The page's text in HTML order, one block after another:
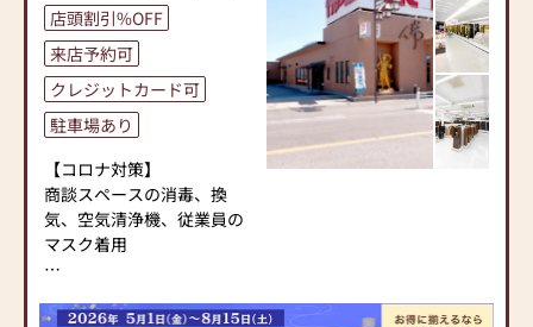
フ一同、心よりお待ちして
おります。」
しております。
また、お位牌・おりん・花
立・仏器などの仏具小物も
多数展示し、実際に手に取
ってお選びいただけます。
「くらしの中で自然に祈れ
る空間」をテーマに、心を
癒やす香りとやさしい灯り
をご提案いたします。
◆ 墓石販売・墓じまい(墓石
ーニングも承ります ◆
仏壇・墓石のパルモ 浜松店
のお仏壇の質と価格をご覧
になってください。
まずはお下見だけでも結構
です。自信をもってご案内
ご来店くださいませ。
■駐車場も完備
■店内も広々オールバリア
フリーですので、ご家族皆
店頭割引%OFF
来店予約可
クレジットカード可
駐車場あり
【コロナ対策】
商談スペースの消毒、換
気、空気清浄機、従業員の
マスク着用
【お仏壇】